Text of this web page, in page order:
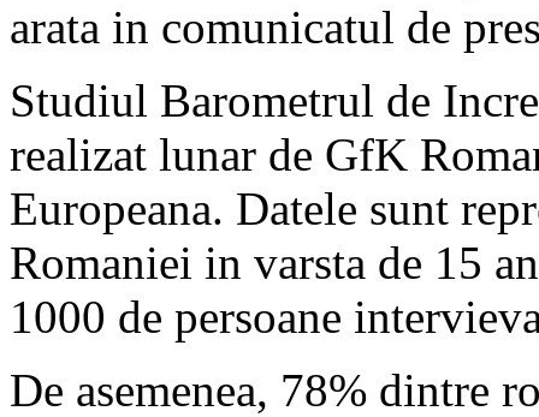
arata in comunicatul de
Studiul Barometrul de
realizat lunar de GfK
Europeana. Datele sunt
Romaniei in varsta de 15
1000 de persoane
De asemenea, 78% dintre